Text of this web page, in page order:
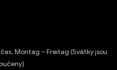
Montag – Freitag (Svátky jsou